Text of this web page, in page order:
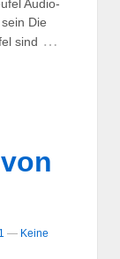
Audio-
Die
sind …
— Keine